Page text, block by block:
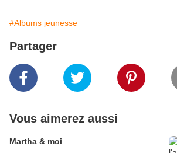
#Albums jeunesse
Partager
Vous aimerez aussi
Martha & moi